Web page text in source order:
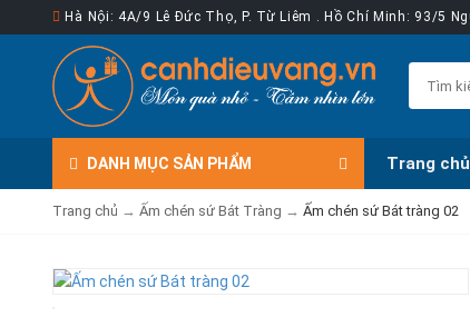
Hà Nội: 4A/9 Lê Đức Thọ, P. Từ Liêm . Hồ Chí Minh: 93/5
DANH MỤC SẢN PHẨM Trang chủ
Trang chủ → Ấm chén sứ Bát Tràng → Ấm chén sứ Bát tràng 02